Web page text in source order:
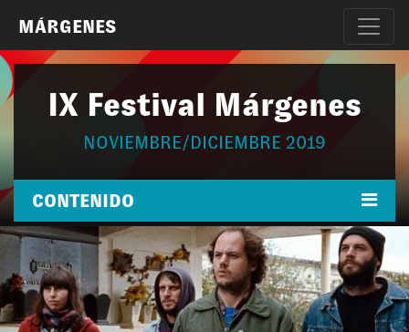
MÁRGENES
IX Festival Márgenes
NOVIEMBRE/DICIEMBRE 2019
CONTENIDO